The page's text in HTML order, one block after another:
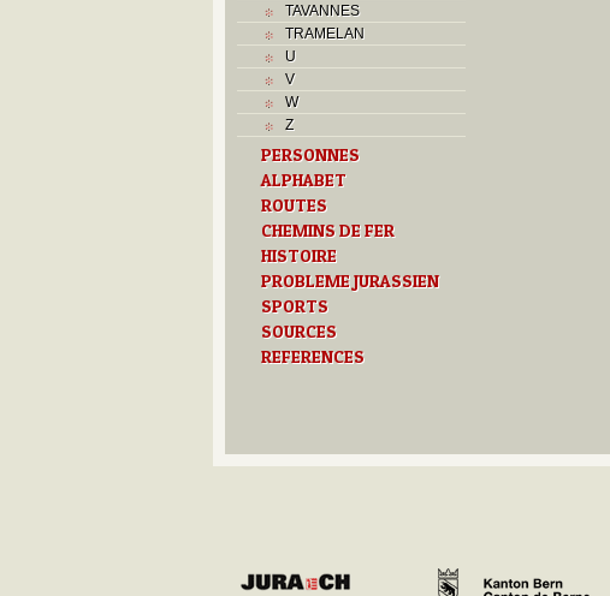
J
K
P
Problème jurassien
Q
R
S
T
Textes
U
Z
TAVANNES
TRAMELAN
U
V
W
Z
PERSONNES
ALPHABET
ROUTES
CHEMINS DE FER
HISTOIRE
PROBLEME JURASSIEN
SPORTS
SOURCES
REFERENCES